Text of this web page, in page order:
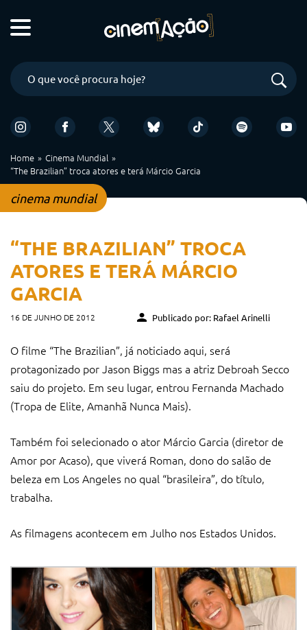
Home
Cinema Mundial
“The Brazilian” troca atores e terá Márcio Garcia
cinema mundial
“THE BRAZILIAN” TROCA
ATORES E TERÁ MÁRCIO
GARCIA
16 DE JUNHO DE 2012 Publicado por: Rafael Arinelli
O filme “The Brazilian”, já noticiado aqui, será
protagonizado por Jason Biggs mas a atriz Debroah Secco
saiu do projeto. Em seu lugar, entrou Fernanda Machado
(Tropa de Elite, Amanhã Nunca Mais).
Também foi selecionado o ator Márcio Garcia (diretor de
Amor por Acaso), que viverá Roman, dono do salão de
beleza em Los Angeles no qual “brasileira”, do título,
trabalha.
As filmagens acontecem em Julho nos Estados Unidos.